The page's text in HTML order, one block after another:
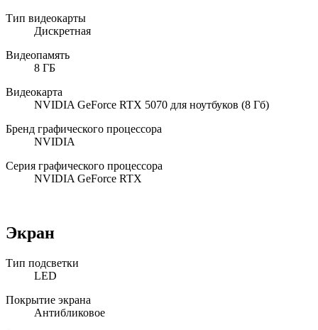
Тип видеокарты
Дискретная
Видеопамять
8 ГБ
Видеокарта
NVIDIA GeForce RTX 5070 для ноутбуков (8 Гб)
Бренд графического процессора
NVIDIA
Серия графического процессора
NVIDIA GeForce RTX
Экран
Тип подсветки
LED
Покрытие экрана
Антибликовое